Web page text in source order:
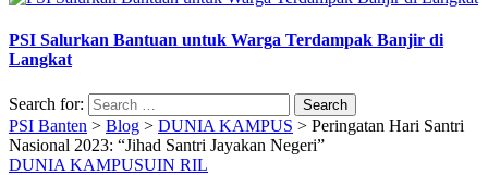
PSI Salurkan Bantuan untuk Warga Terdampak Banjir di
Langkat
Search for:
PSI Banten > Blog > DUNIA KAMPUS > Peringatan Hari Santri
Nasional 2023: “Jihad Santri Jayakan Negeri”
DUNIA KAMPUSUIN RIL